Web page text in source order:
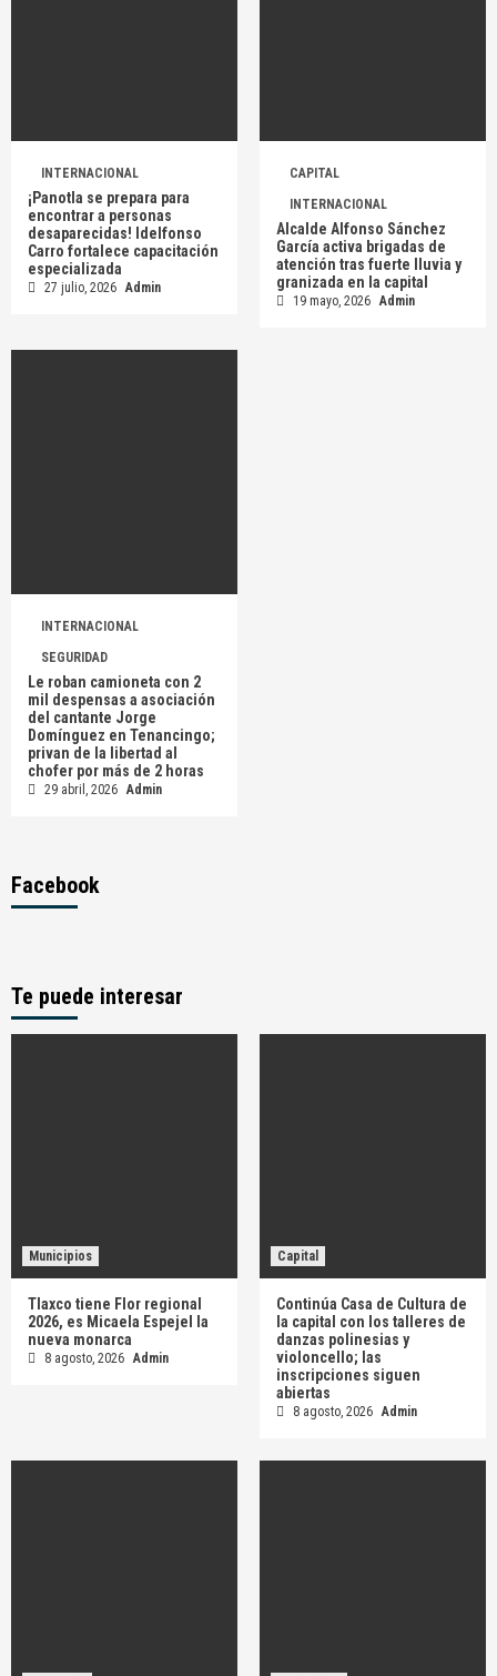
INTERNACIONAL
¡Panotla se prepara para
encontrar a personas
desaparecidas! Idelfonso
Carro fortalece capacitación
especializada
27 julio, 2026 Admin
CAPITAL
INTERNACIONAL
Alcalde Alfonso Sánchez
García activa brigadas de
atención tras fuerte lluvia y
granizada en la capital
19 mayo, 2026 Admin
INTERNACIONAL
SEGURIDAD
Le roban camioneta con 2
mil despensas a asociación
del cantante Jorge
Domínguez en Tenancingo;
privan de la libertad al
chofer por más de 2 horas
29 abril, 2026 Admin
Facebook
Te puede interesar
Municipios
Tlaxco tiene Flor regional
2026, es Micaela Espejel la
nueva monarca
8 agosto, 2026 Admin
Capital
Continúa Casa de Cultura de
la capital con los talleres de
danzas polinesias y
violoncello; las
inscripciones siguen
abiertas
8 agosto, 2026 Admin